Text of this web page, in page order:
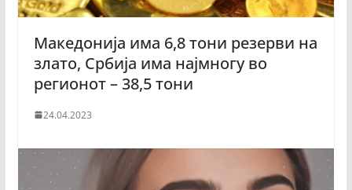
Македонија има 6,8 тони резерви на
злато, Србија има најмногу во
регионот – 38,5 тони
24.04.2023